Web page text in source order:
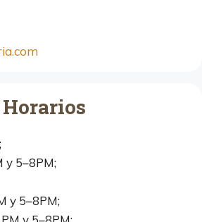
Horarios
y 5–8PM;
y 5–8PM;